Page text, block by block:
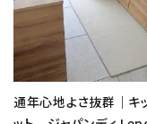
通年心地よさ抜群｜キ